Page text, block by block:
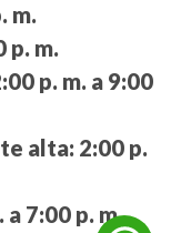
m.
p. m.
p. m. a 9:00
alta: 2:00 p.
a 7:00 p. m.